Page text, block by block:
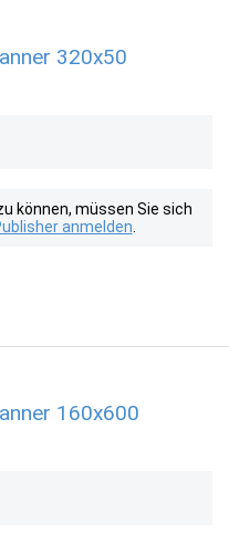
320x50
können, müssen Sie sich
anmelden
160x600